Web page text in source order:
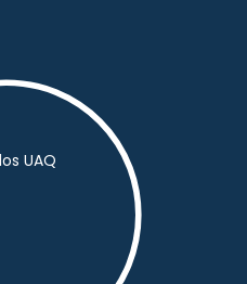
UAQ